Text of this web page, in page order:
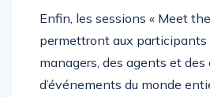
Enfin, les sessions « Meet
permettront aux participants
managers, des agents et des